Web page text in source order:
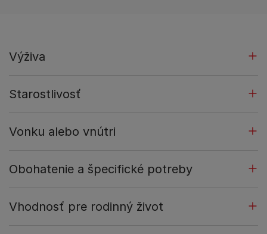
Výživa
Starostlivosť
Vonku alebo vnútri
Obohatenie a špecifické potreby
Vhodnosť pre rodinný život